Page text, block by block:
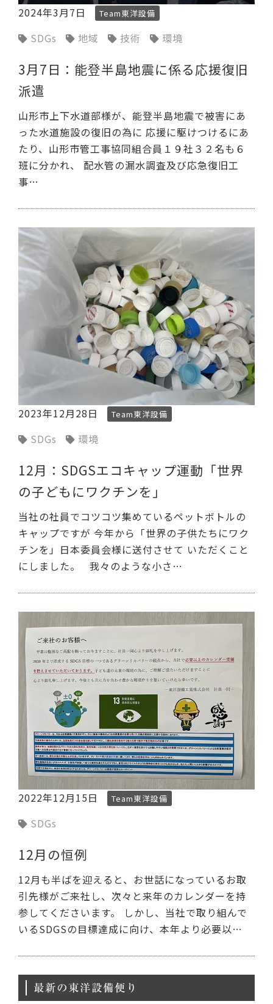
2024年3月7日 Team東洋設備
SDGs 地域 技術 環境
3月7日：能登半島地震に係る応援復旧
派遣
山形市上下水道部様が、能登半島地震で被害にあ
った水道施設の復旧の為に 応援に駆けつけるにあ
たり、山形市管工事協同組合員１９社３２名も６
班に分かれ、 配水管の漏水調査及び応急復旧工
事…
2023年12月28日 Team東洋設備
SDGs 環境
12月：SDGSエコキャップ運動「世界
の子どもにワクチンを」
当社の社員でコツコツ集めているペットボトルの
キャップですが 今年から「世界の子供たちにワク
チンを」日本委員会様に送付させて いただくこと
にしました。 我々のような小さ…
2022年12月15日 Team東洋設備
SDGs
12月の恒例
12月も半ばを迎えると、お世話になっているお取
引先様がご来社し、次々と来年のカレンダーを持
参してくださいます。 しかし、当社で取り組んで
いるSDGSの目標達成に向け、本年より必要以…
最新の東洋設備便り